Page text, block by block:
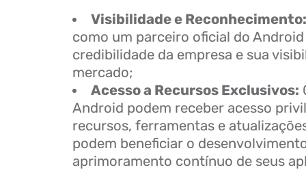
Visibilidade e
como um parceiro oficial do
credibilidade da empresa e sua
mercado;
Acesso a Recursos Exclusivos:
Android podem receber acesso
recursos, ferramentas e
podem beneficiar o
aprimoramento contínuo de seus